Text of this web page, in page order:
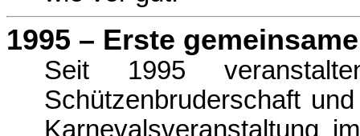
1995 – Erste
Seit 1995
Schützenbruderschaft
Karnevalsveranstaltung